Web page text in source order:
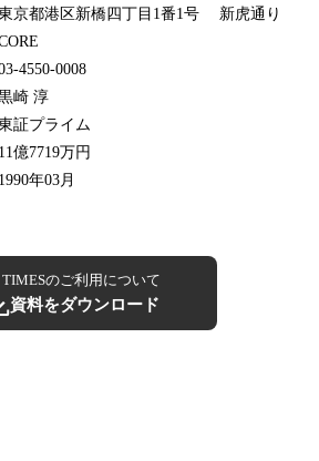
京都港区新橋四丁目1番1号 新虎通り
4550-0008
崎 淳
証プライム
11億7719万円
1990年03月
TIMESのご利用について
資料をダウンロード